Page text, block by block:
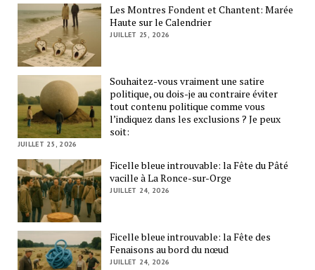
Les Montres Fondent et Chantent: Marée
Haute sur le Calendrier
JUILLET 25, 2026
Souhaitez-vous vraiment une satire
politique, ou dois-je au contraire éviter
tout contenu politique comme vous
l’indiquez dans les exclusions ? Je peux
soit:
JUILLET 25, 2026
Ficelle bleue introuvable: la Fête du Pâté
vacille à La Ronce-sur-Orge
JUILLET 24, 2026
Ficelle bleue introuvable: la Fête des
Fenaisons au bord du nœud
JUILLET 24, 2026